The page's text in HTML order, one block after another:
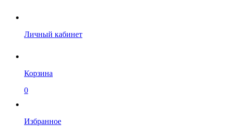
Личный кабинет
Корзина
0
Избранное